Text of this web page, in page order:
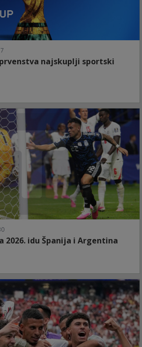
najskuplji sportski
2026. idu Španija i Argentina